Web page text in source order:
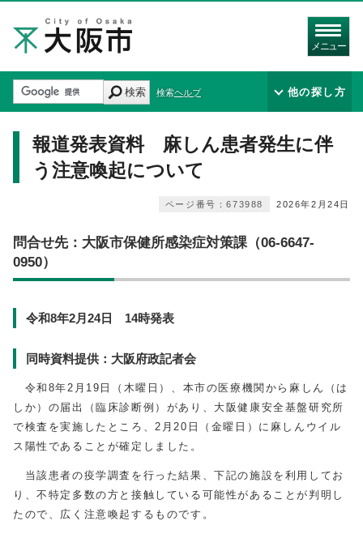
メニュー
検索 検索ヘルプ 他の探し方
報道発表資料 麻しん患者発生に伴
う注意喚起について
2026年2月24日
ページ番号：673988
問合せ先：大阪市保健所感染症対策課（06-6647-
0950）
令和8年2月24日 14時発表
同時資料提供：大阪府政記者会
令和8年2月19日（木曜日）、本市の医療機関から麻しん（は
しか）の届出（臨床診断例）があり、大阪健康安全基盤研究所
で検査を実施したところ、2月20日（金曜日）に麻しんウイル
ス陽性であることが確定しました。
当該患者の疫学調査を行った結果、下記の施設を利用してお
り、不特定多数の方と接触している可能性があることが判明し
たので、広く注意喚起するものです。